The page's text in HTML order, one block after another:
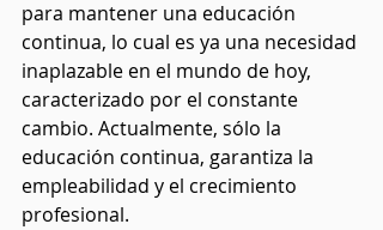
para mantener una educación
continua, lo cual es ya una necesidad
inaplazable en el mundo de hoy,
caracterizado por el constante
cambio. Actualmente, sólo la
educación continua, garantiza la
empleabilidad y el crecimiento
profesional.